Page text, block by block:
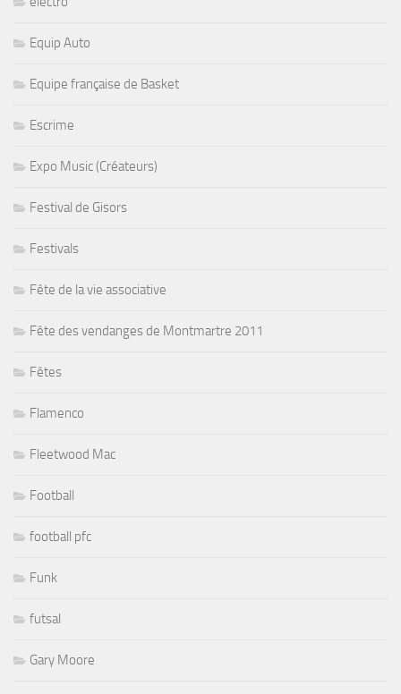
Equip Auto
Equipe française de Basket
Escrime
Expo Music (Créateurs)
Festival de Gisors
Festivals
Fête de la vie associative
Fête des vendanges de Montmartre 2011
Fêtes
Flamenco
Fleetwood Mac
Football
football pfc
Funk
futsal
Gary Moore